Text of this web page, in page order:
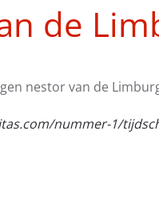
de
nestor van de
nummer-1/